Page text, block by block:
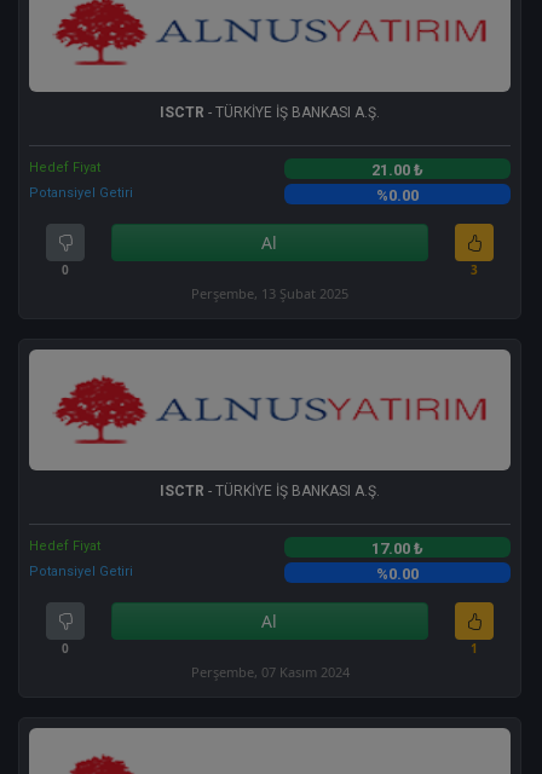
ISCTR - TÜRKİYE İŞ BANKASI A.Ş.
Hedef Fiyat 21.00 ₺
Potansiyel Getiri %0.00
0
Al
3
Perşembe, 13 Şubat 2025
ISCTR - TÜRKİYE İŞ BANKASI A.Ş.
Hedef Fiyat 17.00 ₺
Potansiyel Getiri %0.00
0
Al
1
Perşembe, 07 Kasım 2024